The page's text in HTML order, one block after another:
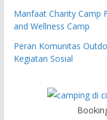
Manfaat Charity Camp
and Wellness Camp
Peran Komunitas
Kegiatan Sosial